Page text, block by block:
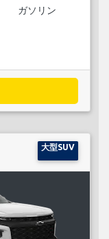
ガソリン
大型SUV